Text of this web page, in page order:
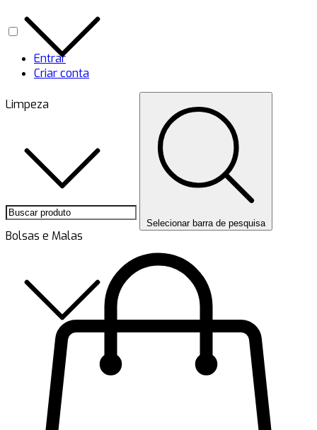
Limpeza
Bolsas e Malas
Entrar
Criar conta
Selecionar barra de pesquisa